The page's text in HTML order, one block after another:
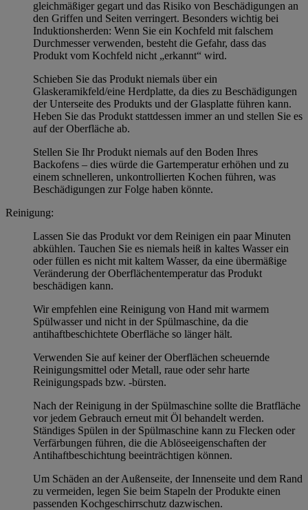
gleichmäßiger gegart und das Risiko von Beschädigungen an
den Griffen und Seiten verringert. Besonders wichtig bei
Induktionsherden: Wenn Sie ein Kochfeld mit falschem
Durchmesser verwenden, besteht die Gefahr, dass das
Produkt vom Kochfeld nicht „erkannt“ wird.
Schieben Sie das Produkt niemals über ein
Glaskeramikfeld/eine Herdplatte, da dies zu Beschädigungen
der Unterseite des Produkts und der Glasplatte führen kann.
Heben Sie das Produkt stattdessen immer an und stellen Sie es
auf der Oberfläche ab.
Stellen Sie Ihr Produkt niemals auf den Boden Ihres
Backofens – dies würde die Gartemperatur erhöhen und zu
einem schnelleren, unkontrollierten Kochen führen, was
Beschädigungen zur Folge haben könnte.
Reinigung:
Lassen Sie das Produkt vor dem Reinigen ein paar Minuten
abkühlen. Tauchen Sie es niemals heiß in kaltes Wasser ein
oder füllen es nicht mit kaltem Wasser, da eine übermäßige
Veränderung der Oberflächentemperatur das Produkt
beschädigen kann.
Wir empfehlen eine Reinigung von Hand mit warmem
Spülwasser und nicht in der Spülmaschine, da die
antihaftbeschichtete Oberfläche so länger hält.
Verwenden Sie auf keiner der Oberflächen scheuernde
Reinigungsmittel oder Metall, raue oder sehr harte
Reinigungspads bzw. -bürsten.
Nach der Reinigung in der Spülmaschine sollte die Bratfläche
vor jedem Gebrauch erneut mit Öl behandelt werden.
Ständiges Spülen in der Spülmaschine kann zu Flecken oder
Verfärbungen führen, die die Ablöseeigenschaften der
Antihaftbeschichtung beeinträchtigen können.
Um Schäden an der Außenseite, der Innenseite und dem Rand
zu vermeiden, legen Sie beim Stapeln der Produkte einen
passenden Kochgeschirrschutz dazwischen.